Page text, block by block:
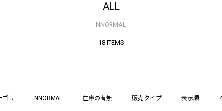
ALL
NNORMAL
18 ITEMS
ゴリ NNORMAL 在庫の有無 販売タイプ 表示順